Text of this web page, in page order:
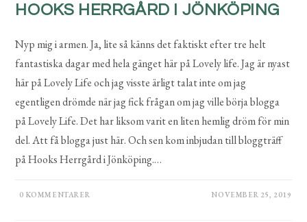
HOOKS HERRGÅRD I JÖNKÖPING
Nyp mig i armen. Ja, lite så känns det faktiskt efter tre helt
fantastiska dagar med hela gänget här på Lovely life. Jag är nyast
här på Lovely Life och jag visste ärligt talat inte om jag
egentligen drömde när jag fick frågan om jag ville börja blogga
på Lovely Life. Det har liksom varit en liten hemlig dröm för min
del. Att få blogga just här. Och sen kom inbjudan till bloggträff
på Hooks Herrgård i Jönköping.…
0 KOMMENTARER NOVEMBER 25, 2019